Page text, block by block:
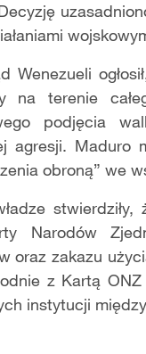
Wenezueli
na terenie
podjęcia
agresji. Maduro
obroną” we
Narodów
oraz zakazu
z Kartą
instytucji